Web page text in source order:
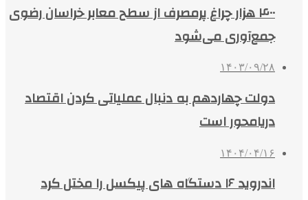
۴۰۰ هزار چراغ پرمصرف از سطح معابر خراسان رضوی
جمع‌آوری می‌شود
۱۴۰۳/۰۹/۲۸
دولت چهاردهم به دنبال عملیاتی کردن اقتصاد
دریامحور است
۱۴۰۴/۰۴/۱۶
اندروید ۱۶ دستگاه های پیکسل را مختل کرد